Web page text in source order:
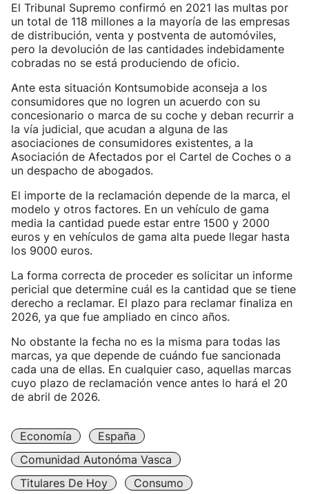
El Tribunal Supremo confirmó en 2021 las multas por
un total de 118 millones a la mayoría de las empresas
de distribución, venta y postventa de automóviles,
pero la devolución de las cantidades indebidamente
cobradas no se está produciendo de oficio.
Ante esta situación Kontsumobide aconseja a los
consumidores que no logren un acuerdo con su
concesionario o marca de su coche y deban recurrir a
la vía judicial, que acudan a alguna de las
asociaciones de consumidores existentes, a la
Asociación de Afectados por el Cartel de Coches o a
un despacho de abogados.
El importe de la reclamación depende de la marca, el
modelo y otros factores. En un vehículo de gama
media la cantidad puede estar entre 1500 y 2000
euros y en vehículos de gama alta puede llegar hasta
los 9000 euros.
La forma correcta de proceder es solicitar un informe
pericial que determine cuál es la cantidad que se tiene
derecho a reclamar. El plazo para reclamar finaliza en
2026, ya que fue ampliado en cinco años.
No obstante la fecha no es la misma para todas las
marcas, ya que depende de cuándo fue sancionada
cada una de ellas. En cualquier caso, aquellas marcas
cuyo plazo de reclamación vence antes lo hará el 20
de abril de 2026.
Economía
España
Comunidad Autonóma Vasca
Titulares De Hoy
Consumo